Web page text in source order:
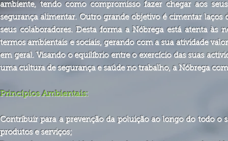
ambiente, tendocomo compromisso fazer chegar aos
segurança alimentar. Outro grande objetivo é cimentar
seus colaboradores. Desta forma a Nóbrega está atenta às
termos ambientais e sociais, gerando com a sua atividade
em geral. Visando o equilíbrio entre o exercício das suas
uma cultura de segurança e saúde no trabalho, a Nóbrega
Princípios Ambientais:
Contribuir para a prevenção da poluição ao longo do todo o
produtos e serviços;